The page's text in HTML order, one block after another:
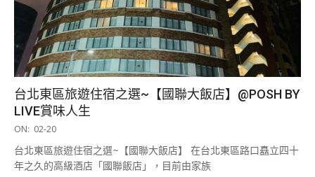
台北東區旅遊住宿之選~【國聯大飯店】@POSH BY
LIVE賞味人生
2021-
20
ON: 02-20
台北東區旅遊住宿之選~【國聯大飯店】 在台北東區路口矗立四十
年之久的高級酒店「國聯飯店」，目前由家族